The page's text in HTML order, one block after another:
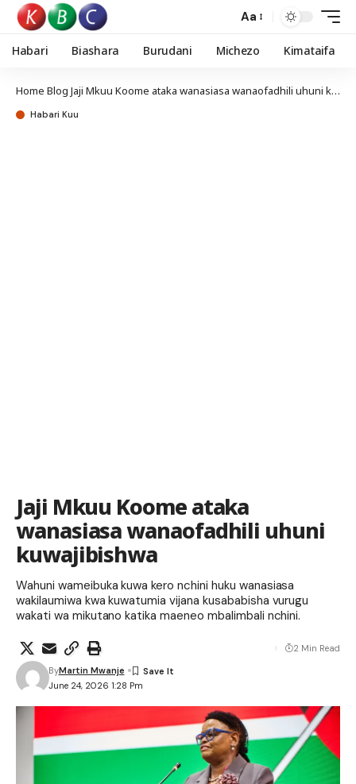
Aa
Habari Biashara Burudani Michezo Kimataifa
Home Blog Jaji Mkuu Koome ataka wanasiasa wanaofadhili uhuni kuwajibishwa
Habari Kuu
Jaji Mkuu Koome ataka
wanasiasa wanaofadhili uhuni
kuwajibishwa
Wahuni wameibuka kuwa kero nchini huku wanasiasa
wakilaumiwa kwa kuwatumia vijana kusababisha vurugu
wakati wa mikutano katika maeneo mbalimbali nchini.
June 24, 2026 1:28 Pm
ByMartin Mwanje
2 Min Read